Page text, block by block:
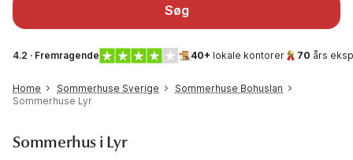
Søg
4.2 · Fremragende 40+ lokale kontorer 70 års
Home Sommerhuse Sverige
Sommerhuse Bohuslan
Sommerhuse Lyr
Sommerhus i Lyr